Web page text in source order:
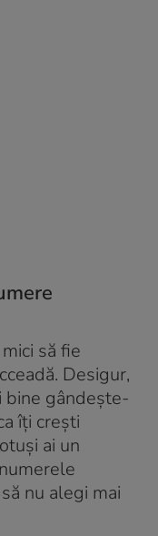
să fie
Desigur,
bine gândește-
îți crești
ai un
nu alegi mai